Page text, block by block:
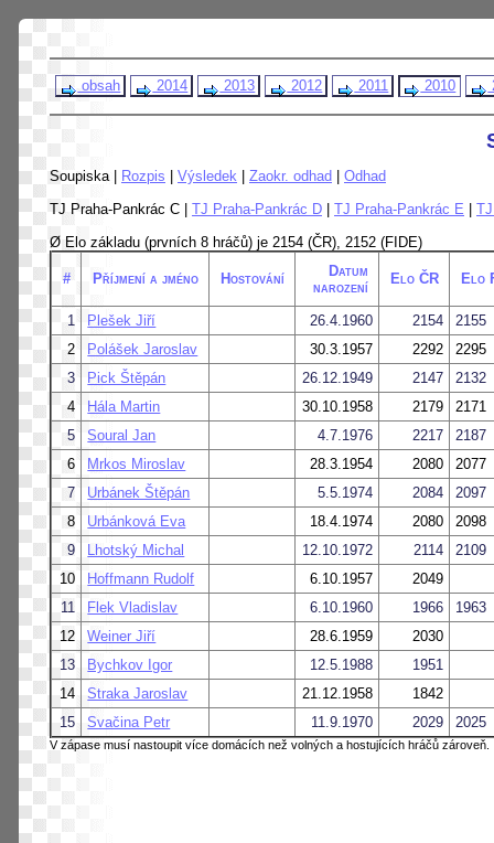
obsah 2014 2013 2012 2011 2010
Soupiska | Rozpis Výsledek Zaokr. odhad
Odhad
TJ Praha-Pankrác C | TJ Praha-Pankrác D TJ Praha-Pankrác E
Ø Elo základu (prvních 8 hráčů) je 2154 (ČR), 2152 (FIDE)
# Příjmení a jméno Hostování
Datum
narození
Elo ČR Elo
1 Plešek Jiří 26.4.1960 2154
2155
2
Polášek Jaroslav 30.3.1957 2292
2295
3
Pick Štěpán 26.12.1949 2147
2132
4
Hála Martin 30.10.1958 2179
2171
5
Soural Jan 4.7.1976 2217
2187
6
Mrkos Miroslav 28.3.1954 2080
2077
7
Urbánek Štěpán 5.5.1974 2084
2097
8
Urbánková Eva 18.4.1974 2080
2098
9
Lhotský Michal 12.10.1972 2114
2109
10
Hoffmann Rudolf 6.10.1957
2049
11
Flek Vladislav 6.10.1960 1966
1963
12
Weiner Jiří 28.6.1959
2030
13
Bychkov Igor 12.5.1988
1951
14
Straka Jaroslav 21.12.1958
1842
15
Svačina Petr 11.9.1970 2029 2025
V zápase musí nastoupit více domácích než volných a hostujících hráčů zároveň.